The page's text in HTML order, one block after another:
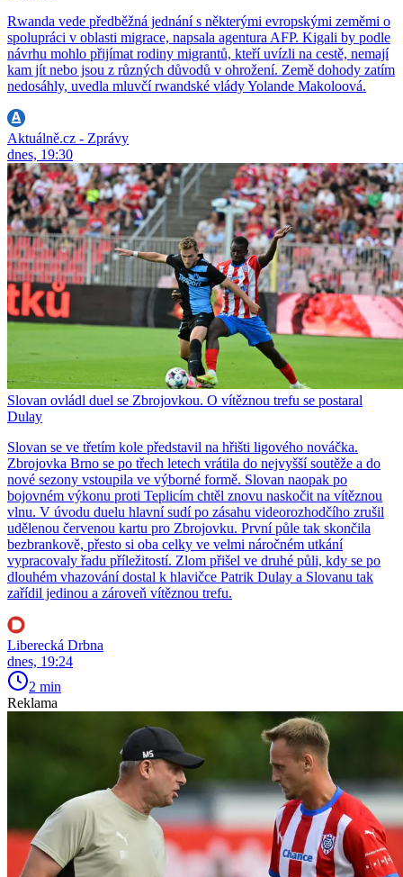
Rwanda vede předběžná jednání s některými evropskými zeměmi o
spolupráci v oblasti migrace, napsala agentura AFP. Kigali by podle
návrhu mohlo přijímat rodiny migrantů, kteří uvízli na cestě, nemají
kam jít nebo jsou z různých důvodů v ohrožení. Země dohody zatím
nedosáhly, uvedla mluvčí rwandské vlády Yolande Makoloová.
Aktuálně.cz - Zprávy
dnes, 19:30
Slovan ovládl duel se Zbrojovkou. O vítěznou trefu se postaral
Dulay
Slovan se ve třetím kole představil na hřišti ligového nováčka.
Zbrojovka Brno se po třech letech vrátila do nejvyšší soutěže a do
nové sezony vstoupila ve výborné formě. Slovan naopak po
bojovném výkonu proti Teplicím chtěl znovu naskočit na vítěznou
vlnu. V úvodu duelu hlavní sudí po zásahu videorozhodčího zrušil
udělenou červenou kartu pro Zbrojovku. První půle tak skončila
bezbrankově, přesto si oba celky ve velmi náročném utkání
vypracovaly řadu příležitostí. Zlom přišel ve druhé půli, kdy se po
dlouhém vhazování dostal k hlavičce Patrik Dulay a Slovanu tak
zařídil jedinou a zároveň vítěznou trefu.
Liberecká Drbna
dnes, 19:24
2 min
Reklama